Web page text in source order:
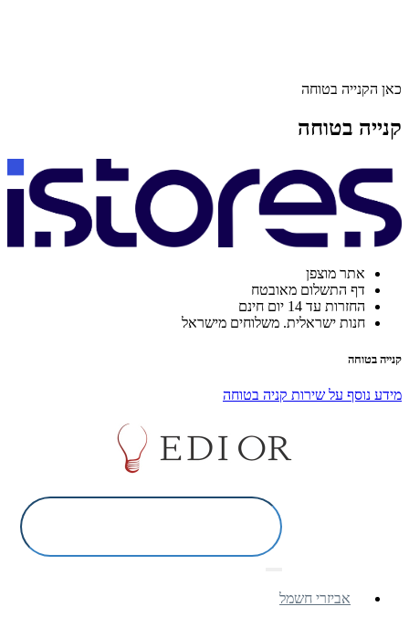
כאן הקנייה בטוחה
קנייה בטוחה
אתר מוצפן
דף התשלום מאובטח
החזרות עד 14 יום חינם
חנות ישראלית. משלוחים מישראל
קנייה בטוחה
מידע נוסף על שירות קניה בטוחה
אביזרי חשמל